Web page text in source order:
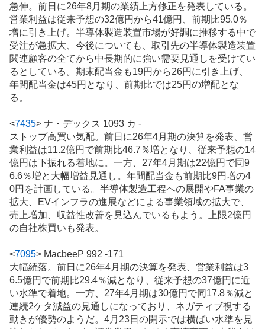
急伸。前日に26年8月期の業績上方修正を発表している。
営業利益は従来予想の32億円から41億円、前期比95.0％
増に引き上げ。半導体製造装置市場が好調に推移する中で
受注が急拡大、今後についても、取引先の半導体製造装置
関連顧客の全てから中長期的に強い需要見通しを受けてい
るとしている。期末配当金も19円から26円に引き上げ、
年間配当金は45円となり、前期比では25円の増配とな
る。
<7435> ナ・デックス 1093 カ -
ストップ高買い気配。前日に26年4月期の決算を発表、営
業利益は11.2億円で前期比46.7％増となり、従来予想の14
億円は下振れる着地に。一方、27年4月期は22億円で同9
6.6％増と大幅増益見通し。年間配当金も前期比9円増の4
0円を計画している。半導体製造工程への展開やFA事業の
拡大、EVインフラの進展などによる事業領域の拡大で、
売上増加、収益性改善を見込んでいるもよう。上限2億円
の自社株買いも発表。
<7095> MacbeeP 992 -171
大幅続落。前日に26年4月期の決算を発表、営業利益は3
6.5億円で前期比29.4％減となり、従来予想の37億円に近
い水準で着地。一方、27年4月期は30億円で同17.8％減と
連続2ケタ減益の見通しになっており、ネガティブ視する
動きが優勢のようだ。4月23日の開示では横ばい水準を見